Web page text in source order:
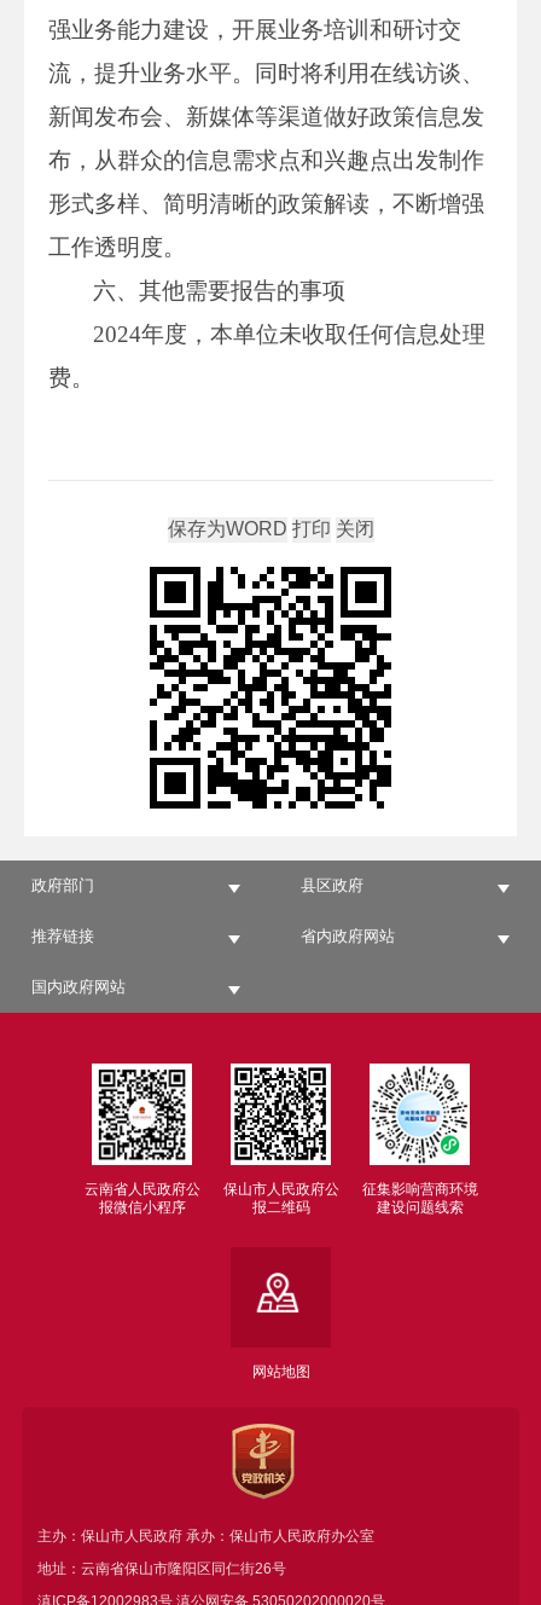
强业务能力建设，开展业务培训和研讨交
流，提升业务水平。同时将利用在线访谈、
新闻发布会、新媒体等渠道做好政策信息发
布，从群众的信息需求点和兴趣点出发制作
形式多样、简明清晰的政策解读，不断增强
工作透明度。
六、其他需要报告的事项
2024年度，本单位未收取任何信息处理
费。
政府部门 县区政府
推荐链接 省内政府网站
国内政府网站
云南省人民政府公
报微信小程序
保山市人民政府公
报二维码
征集影响营商环境
建设问题线索
网站地图
主办：保山市人民政府 承办：保山市人民政府办公室
地址：云南省保山市隆阳区同仁街26号
滇ICP备12002983号滇公网安备 53050202000020号